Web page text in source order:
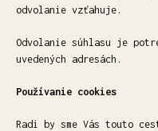
odvolanie vzťahuje.
Odvolanie súhlasu je
uvedených adresách.
Používanie cookies
Radi by sme Vás touto